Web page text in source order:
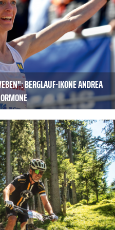
BERGLAUF-IKONE ANDREA